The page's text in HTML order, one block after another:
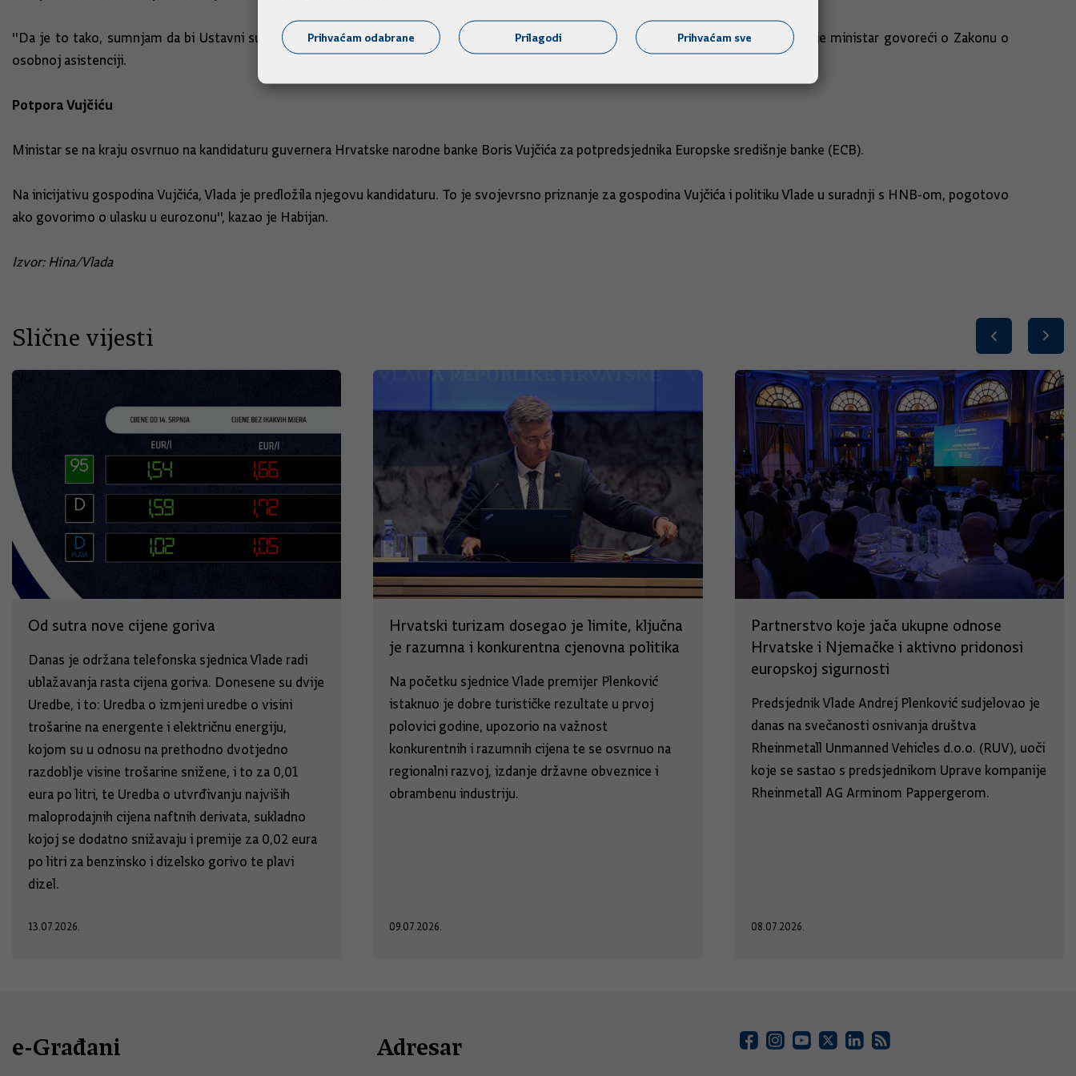
''Da je to tako, sumnjam da bi Ustavni sud nedavno ukinuo pojedine odredbe zakona koje je donijela upravo vladajuća većina'', kazao je ministar govoreći o Zakonu o
osobnoj asistenciji.
Potpora Vujčiću
Ministar se na kraju osvrnuo na kandidaturu guvernera Hrvatske narodne banke Boris Vujčića za potpredsjednika Europske središnje banke (ECB).
Na inicijativu gospodina Vujčića, Vlada je predložila njegovu kandidaturu. To je svojevrsno priznanje za gospodina Vujčića i politiku Vlade u suradnji s HNB-om, pogotovo
ako govorimo o ulasku u eurozonu'', kazao je Habijan.
Izvor: Hina/Vlada
Slične vijesti
Od sutra nove cijene goriva
Danas je održana telefonska sjednica Vlade radi
ublažavanja rasta cijena goriva. Donesene su dvije
Uredbe, i to: Uredba o izmjeni uredbe o visini
trošarine na energente i električnu energiju,
kojom su u odnosu na prethodno dvotjedno
razdoblje visine trošarine snižene, i to za 0,01
eura po litri, te Uredba o utvrđivanju najviših
maloprodajnih cijena naftnih derivata, sukladno
kojoj se dodatno snižavaju i premije za 0,02 eura
po litri za benzinsko i dizelsko gorivo te plavi
dizel.
13.07.2026.
Hrvatski turizam dosegao je limite, ključna
je razumna i konkurentna cjenovna politika
Na početku sjednice Vlade premijer Plenković
istaknuo je dobre turističke rezultate u prvoj
polovici godine, upozorio na važnost
konkurentnih i razumnih cijena te se osvrnuo na
regionalni razvoj, izdanje državne obveznice i
obrambenu industriju.
09.07.2026.
Partnerstvo koje jača ukupne odnose
Hrvatske i Njemačke i aktivno pridonosi
europskoj sigurnosti
Predsjednik Vlade Andrej Plenković sudjelovao je
danas na svečanosti osnivanja društva
Rheinmetall Unmanned Vehicles d.o.o. (RUV), uoči
koje se sastao s predsjednikom Uprave kompanije
Rheinmetall AG Arminom Pappergerom.
08.07.2026.
e-Građani Adresar
Prihvaćam odabrane Prilagodi Prihvaćam sve